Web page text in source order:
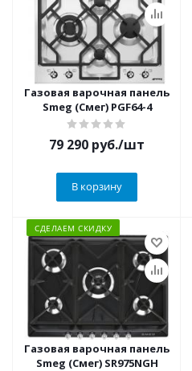
Газовая варочная панель
Smeg (Смег) PGF64-4
79 290 руб./шт
В корзину
СДЕЛАЕМ СКИДКУ
Газовая варочная панель
Smeg (Смег) SR975NGH